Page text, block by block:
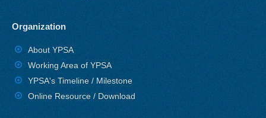
Organization
About YPSA
Working Area of YPSA
YPSA's Timeline / Milestone
Online Resource / Download